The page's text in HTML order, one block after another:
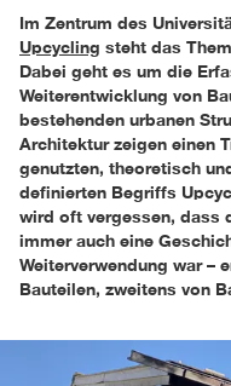
Im Zentrum des
Upcycling steht das
Dabei geht es um die
Weiterentwicklung von
bestehenden urbanen
Architektur zeigen einen
genutzten, theoretisch
definierten Begriffs
wird oft vergessen, dass
immer auch eine
Weiterverwendung war –
Bauteilen, zweitens von